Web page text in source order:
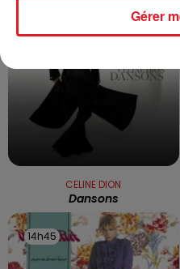
CELINE DION
Dansons
14h45
14h45
Gérer